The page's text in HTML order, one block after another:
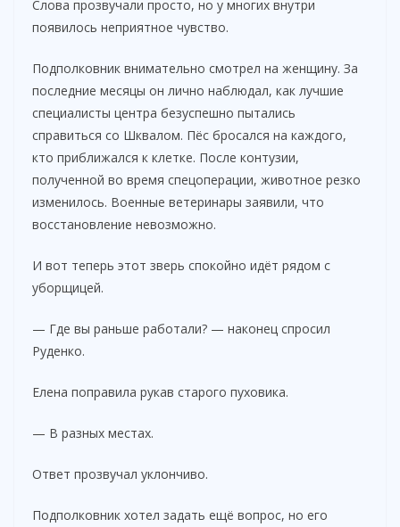
Слова прозвучали просто, но у многих внутри
появилось неприятное чувство.
Подполковник внимательно смотрел на женщину. За
последние месяцы он лично наблюдал, как лучшие
специалисты центра безуспешно пытались
справиться со Шквалом. Пёс бросался на каждого,
кто приближался к клетке. После контузии,
полученной во время спецоперации, животное резко
изменилось. Военные ветеринары заявили, что
восстановление невозможно.
И вот теперь этот зверь спокойно идёт рядом с
уборщицей.
— Где вы раньше работали? — наконец спросил
Руденко.
Елена поправила рукав старого пуховика.
— В разных местах.
Ответ прозвучал уклончиво.
Подполковник хотел задать ещё вопрос, но его